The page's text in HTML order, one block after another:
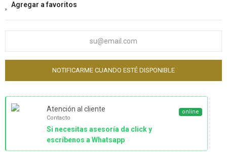
Agregar a favoritos
NOTIFICARME CUANDO ESTÉ DISPONIBLE
Atención al cliente
Contacto
Si necesitas asesoría da click y
escríbenos a Whatsapp
online